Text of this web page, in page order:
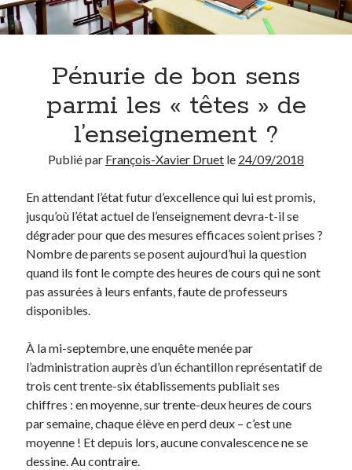
Chercher
(75)
Ethique
Etymologie
(17)
Humour
Inédit
Internet
Langue française
Langues anciennes
Politique
Société
Pénurie de bon sens
parmi les « têtes » de
l’enseignement ?
Publié par François-Xavier Druet le 24/09/2018
En attendant l’état futur d’excellence qui lui est promis,
jusqu’où l’état actuel de l’enseignement devra-t-il se
dégrader pour que des mesures efficaces soient prises ?
Nombre de parents se posent aujourd’hui la question
quand ils font le compte des heures de cours qui ne sont
pas assurées à leurs enfants, faute de professeurs
disponibles.
À la mi-septembre, une enquête menée par
l’administration auprès d’un échantillon représentatif de
trois cent trente-six établissements publiait ses
chiffres : en moyenne, sur trente-deux heures de cours
par semaine, chaque élève en perd deux – c’est une
moyenne ! Et depuis lors, aucune convalescence ne se
dessine. Au contraire.